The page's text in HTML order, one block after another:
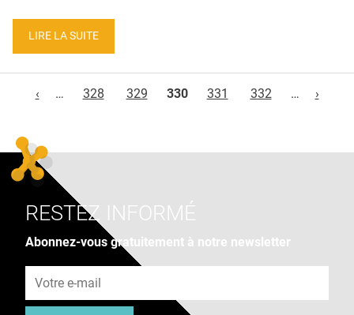
LIRE LA SUITE
‹
… 328 329 330 331 332 … ›
RESTEZ INFORMÉ
Abonnez-vous gratuitement à notre newsletter